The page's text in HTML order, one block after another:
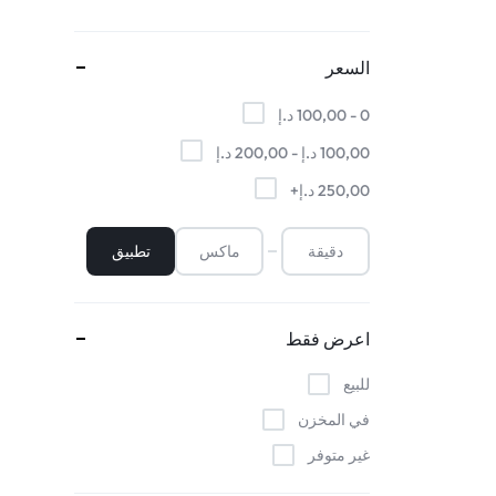
السعر
0 -
100,00د.إ
100,00د.إ -
200,00د.إ
250,00د.إ+
تطبيق
اعرض فقط
للبيع
في المخزن
غير متوفر